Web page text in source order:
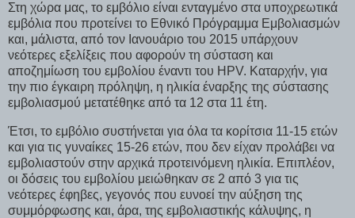
Στη χώρα μας, το εμβόλιο είναι ενταγμένο στα υποχρεωτικά
εμβόλια που προτείνει το Εθνικό Πρόγραμμα Εμβολιασμών
και, μάλιστα, από τον Ιανουάριο του 2015 υπάρχουν
νεότερες εξελίξεις που αφορούν τη σύσταση και
αποζημίωση του εμβολίου έναντι του HPV. Καταρχήν, για
την πιο έγκαιρη πρόληψη, η ηλικία έναρξης της σύστασης
εμβολιασμού μετατέθηκε από τα 12 στα 11 έτη.
Έτσι, το εμβόλιο συστήνεται για όλα τα κορίτσια 11-15 ετών
και για τις γυναίκες 15-26 ετών, που δεν είχαν προλάβει να
εμβολιαστούν στην αρχικά προτεινόμενη ηλικία. Επιπλέον,
οι δόσεις του εμβολίου μειώθηκαν σε 2 από 3 για τις
νεότερες έφηβες, γεγονός που ευνοεί την αύξηση της
συμμόρφωσης και, άρα, της εμβολιαστικής κάλυψης, η